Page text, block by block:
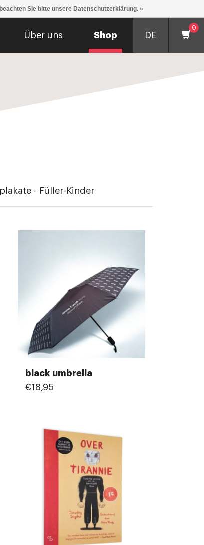
Über uns Shop DE
0
- Füller-Kinder
black umbrella
€18,95
Sie bitte unsere Datenschutzerklärung. »